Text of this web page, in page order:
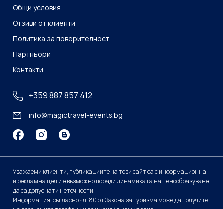
Общи условия
Отзиви от клиенти
Политика за поверителност
Партньори
Контакти
+359 887 857 412
info@magictravel-events.bg
Уважаеми клиенти, публикациите на този сайт са с информационна
и рекламна цел и е възможно поради динамиката на ценообразуване
да са допуснати неточности.
Информация, съгласно чл. 80 от Закона за Туризма може да получите